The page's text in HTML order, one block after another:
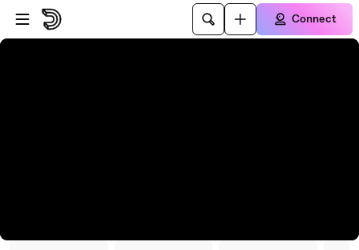
Skip to player
Skip to main content
Connect